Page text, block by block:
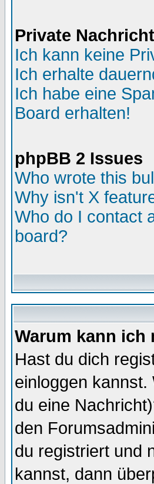
Private
Ich kann keine
Ich erhalte
Ich habe eine
Board erhalten!
phpBB 2 Issues
Who wrote this
Why isn't X
Who do I contact
board?
Warum kann
Hast du dich
einloggen
du eine
den
du registriert und
kannst, dann